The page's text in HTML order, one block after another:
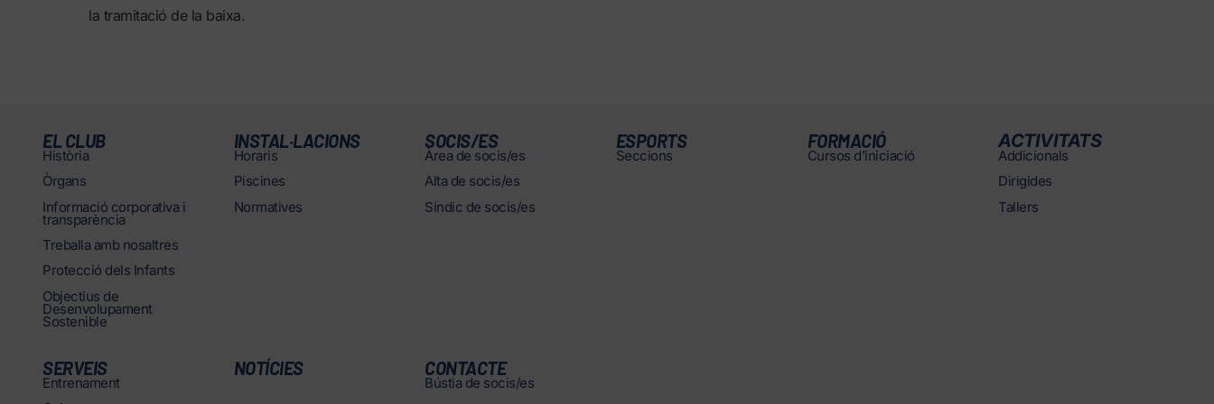
la tramitació de la baixa.
EL CLUB
Història
Òrgans
Informació corporativa i
transparència
Treballa amb nosaltres
Protecció dels Infants
Objectius de
Desenvolupament
Sostenible
INSTAL·LACIONS
Horaris
Piscines
Normatives
SOCIS/ES
Àrea de socis/es
Alta de socis/es
Síndic de socis/es
ESPORTS
Seccions
FORMACIÓ
Cursos d’iniciació
ACTIVITATS
Addicionals
Dirigides
Tallers
SERVEIS
Entrenament
NOTÍCIES CONTACTE
Bústia de socis/es